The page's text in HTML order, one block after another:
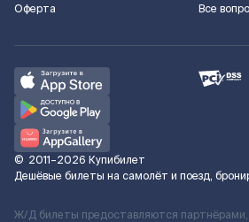
Оферта
Все
© 2011–2026 Купибилет
Дешёвые билеты на самолёт и поезд,
Ж/Д билеты предоставляются партнёрами,